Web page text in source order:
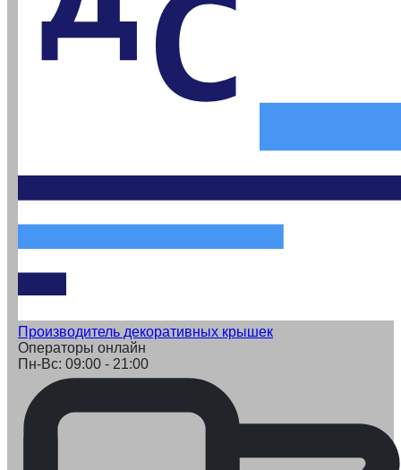
Производитель декоративных крышек
Операторы онлайн
Пн-Вс: 09:00 - 21:00